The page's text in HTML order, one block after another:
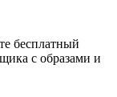
бесплатный
с образами и